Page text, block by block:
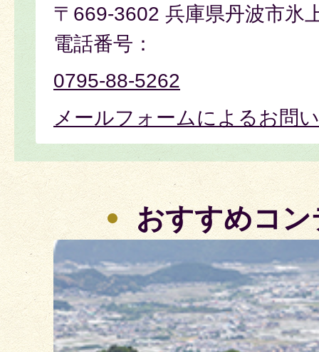
〒669-3602 兵庫県丹波市氷
電話番号：
0795-88-5262
メールフォームによるお問
おすすめコ
3
枚
目